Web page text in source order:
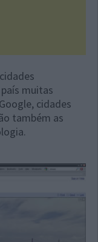
muitas
cidades
também as